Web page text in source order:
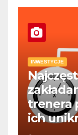
INWESTYCJE
trenera
ich